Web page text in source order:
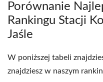
Porównanie
Rankingu Stacji
Jaśle
W poniższej tabeli
znajdziesz w naszym